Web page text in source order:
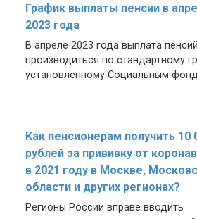
График выплаты пенсии в
2023 года
В апреле 2023 года выплата
производиться по стандартному
установленному Социальным
Как пенсионерам получить 10
рублей за прививку от
в 2021 году в Москве,
области и других регионах?
Регионы России вправе вводить